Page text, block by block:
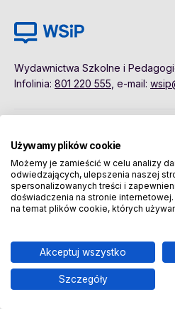
Wydawnictwa Szkolne i
Infolinia: 801 220 555 , e-mail:
Dane osobowe
Regulamin
Copyright © 2026 Wydawnictwa
Używamy plików cookie
Możemy je zamieścić w celu analizy
odwiedzających, ulepszenia naszej
spersonalizowanych treści i
doświadczenia na stronie
na temat plików cookie, których
Akceptuj wszystko
Szczegóły